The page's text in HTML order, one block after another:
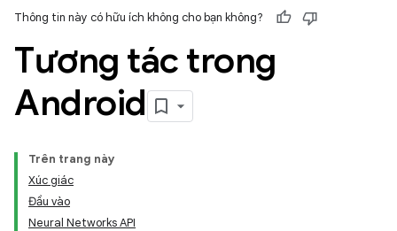
Thông tin này có hữu ích không cho bạn không?
Tương tác trong
Android
Trên trang này
Xúc giác
Đầu vào
Neural Networks API